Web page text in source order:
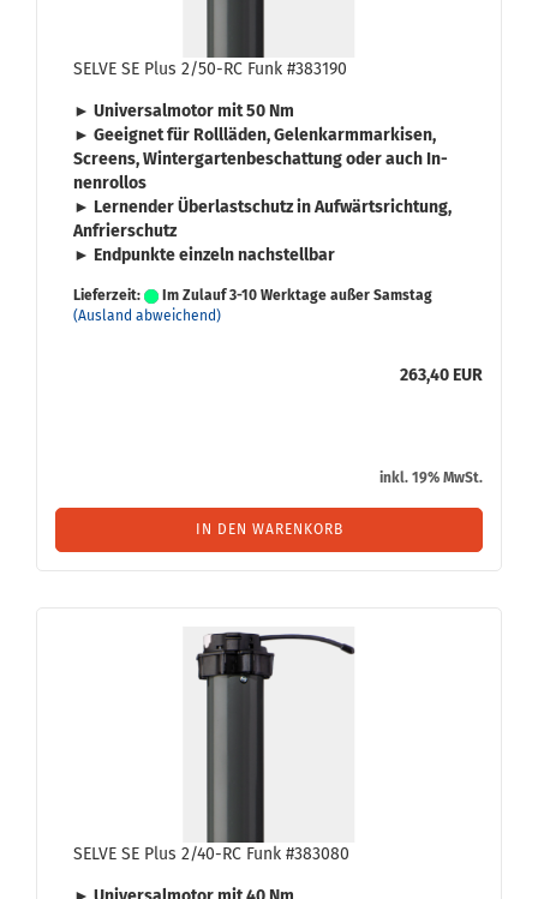
SELVE SE Plus 2/50-RC Funk #383190
► Uni­ver­sal­mo­tor mit50 Nm
► Ge­eig­net für Roll­lä­den,Ge­lenk­arm­mar­ki­sen,
Screens,Win­ter­gar­ten­be­schat­tungoder auch In­
nen­rol­los
► Ler­nen­derÜber­last­schutzin Auf­wärts­rich­tung,
An­frier­schutz
► End­punk­te ein­zeln nach­stell­bar
Lieferzeit:
Im Zulauf 3-10 Werktage außer Samstag
(Ausland abweichend)
263,40 EUR
inkl. 19% MwSt.
IN DEN WARENKORB
SELVE SE Plus 2/40-RC Funk #383080